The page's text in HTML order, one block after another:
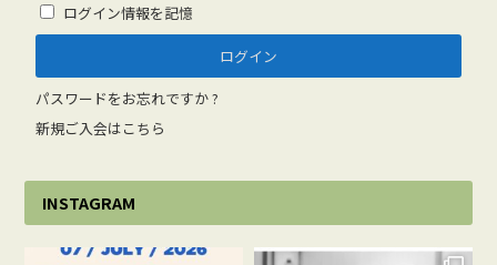
ログイン情報を記憶
パスワードをお忘れですか ?
新規ご入会はこちら
INSTAGRAM